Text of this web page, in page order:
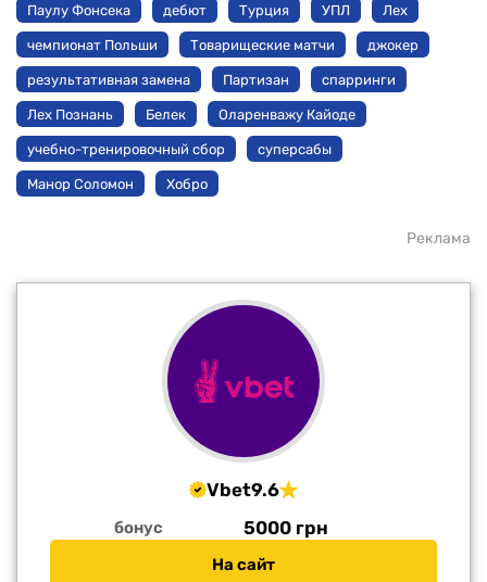
Паулу Фонсека дебют Турция УПЛ Лех
чемпионат Польши Товарищеские матчи джокер
результативная замена Партизан спарринги
Лех Познань Белек Оларенважу Кайоде
учебно-тренировочный сбор суперсабы
Манор Соломон Хобро
Реклама
Vbet9.6
бонус 5000 грн
На сайт